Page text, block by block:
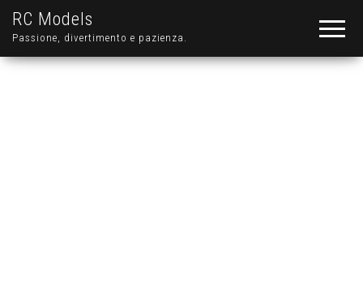
RC Models
Passione, divertimento e pazienza.